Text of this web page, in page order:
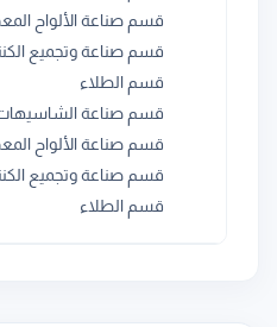
قسم صناعة الألواح
قسم صناعة وتجميع
قسم الطلاء
قسم صناعة الشاسيهات
قسم صناعة الألواح
قسم صناعة وتجميع
قسم الطلاء